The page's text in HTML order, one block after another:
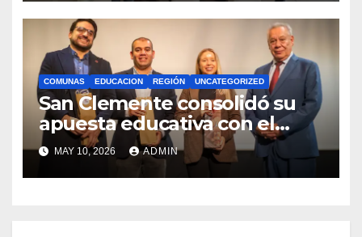
COMUNAS EDUCACION REGIÓN UNCATEGORIZED
San Clemente consolidó su
apuesta educativa con el
lanzamiento del
Preuniversitario Brotes 2026
MAY 10, 2026 ADMIN